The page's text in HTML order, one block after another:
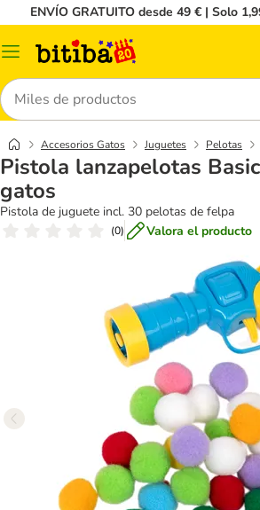
ENVÍO GRATUITO desde 49 € | Solo
Menú
Buscar
Accesorios Gatos Juguetes Pelotas
Pistola lanzapelotas
gatos
Pistola de juguete incl. 30 pelotas de felpa
(0) Valora el producto